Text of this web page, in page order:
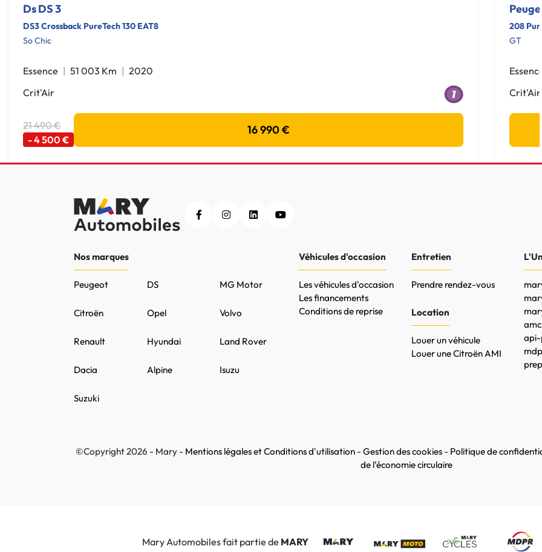
Ds DS 3
DS3 Crossback PureTech 130 EAT8
So Chic
Essence 51 003 Km
2020
Crit'Air
21 490 €
- 4 500 €
16 990 €
208
GT
Essence
Crit'Air
Nos marques
Peugeot DS MG Motor
Citroën Opel Volvo
Renault Hyundai Land Rover
Dacia Alpine Isuzu
Suzuki
Véhicules d'occasion
Les véhicules d'occasion
Les financements
Conditions de reprise
Entretien
Prendre rendez-vous
Location
Louer un véhicule
Louer une Citroën AMI
api-
©Copyright 2026 - Mary - Mentions légales et Conditions d'utilisation - Gestion des cookies - Politique de
de l’économie circulaire
Mary Automobiles fait partie de MARY